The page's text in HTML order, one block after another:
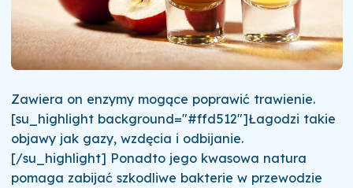
Zawiera on enzymy mogące poprawić trawienie.
[su_highlight background="#ffd512"]Łagodzi takie
objawy jak gazy, wzdęcia i odbijanie.
[/su_highlight] Ponadto jego kwasowa natura
pomaga zabijać szkodliwe bakterie w przewodzie